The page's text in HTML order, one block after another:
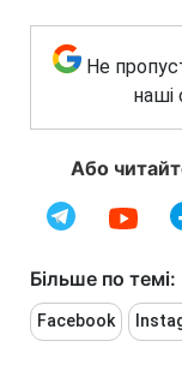
Не
наші
Або
Більше по темі:
Facebook